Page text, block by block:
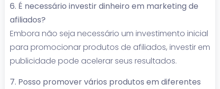
6. É necessário investir dinheiro em marketing de
afiliados?
Embora não seja necessário um investimento inicial
para promocionar produtos de afiliados, investir em
publicidade pode acelerar seus resultados.
7. Posso promover vários produtos em diferentes